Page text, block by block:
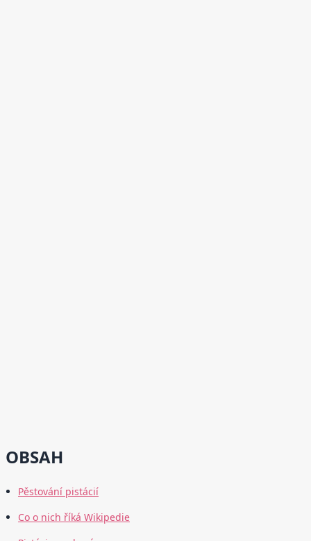
OBSAH
Pěstování pistácií
Co o nich říká Wikipedie